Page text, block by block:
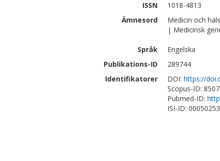
ISSN
1018-4813
Ämnesord
Medicin och
| Medicinsk
Språk
Engelska
Publikations-ID
289744
Identifikatorer
DOI: https://
Scopus-ID:
Pubmed-ID:
ISI-ID: